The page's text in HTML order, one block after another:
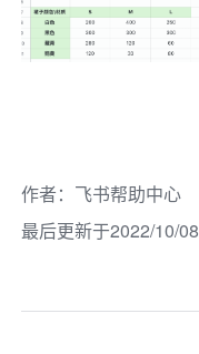
作者： 飞书帮助中心
最后更新于2022/10/08